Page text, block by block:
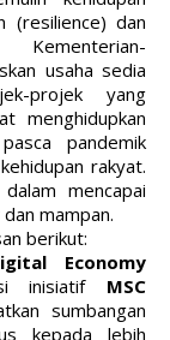
(resilience) dan
Kementerian-
usaha sedia
projek yang
menghidupkan
pandemik
rakyat.
mencapai
mampan.
berikut:
Economy
inisiatif MSC
sumbangan
kepada lebih